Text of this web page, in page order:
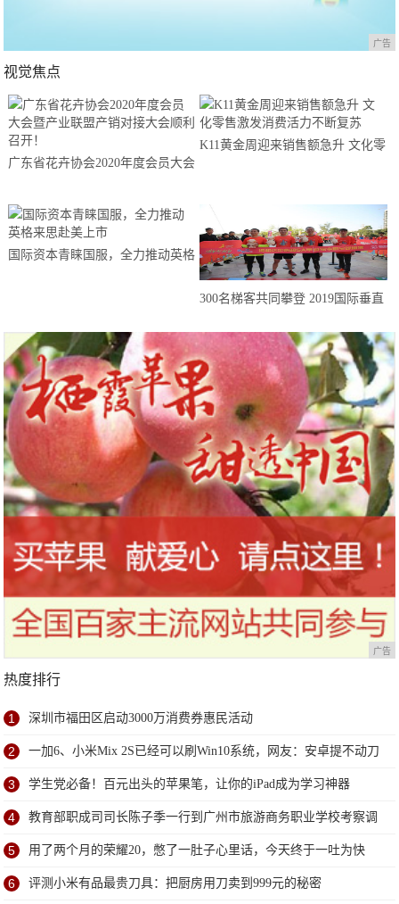
广告
视觉焦点
广东省花卉协会2020年度会员大会
开！
K11黄金周迎来销售额急升 文化零
国际资本青睐国服，全力推动英格
300名梯客共同攀登 2019国际垂直
站欢乐开跑
广告
热度排行
1 深圳市福田区启动3000万消费券惠民活动
2 一加6、小米Mix 2S已经可以刷Win10系统，网友：安卓提不动刀
了？
3 学生党必备！百元出头的苹果笔，让你的iPad成为学习神器
4 教育部职成司司长陈子季一行到广州市旅游商务职业学校考察调
研
5 用了两个月的荣耀20，憋了一肚子心里话，今天终于一吐为快
6 评测小米有品最贵刀具：把厨房用刀卖到999元的秘密